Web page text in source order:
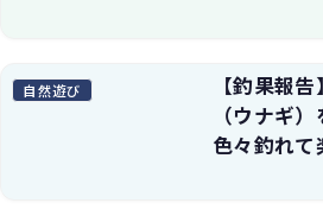
自然遊び
【釣果報
（ウナギ
色々釣れて